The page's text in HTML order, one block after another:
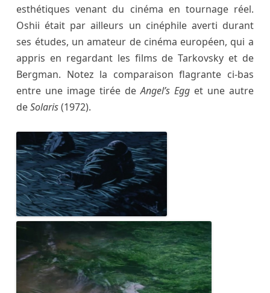
esthétiques venant du cinéma en tournage réel.
Oshii était par ailleurs un cinéphile averti durant
ses études, un amateur de cinéma européen, qui a
appris en regardant les films de Tarkovsky et de
Bergman. Notez la comparaison flagrante ci-bas
entre une image tirée deAngel’s Egget une autre
deSolaris(1972).